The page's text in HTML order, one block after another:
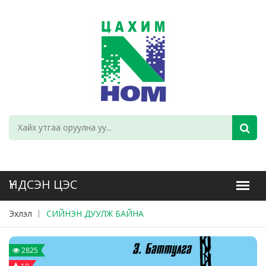
Эхлэл СИЙНЭН ДУУЛЖ БАЙНА
2825